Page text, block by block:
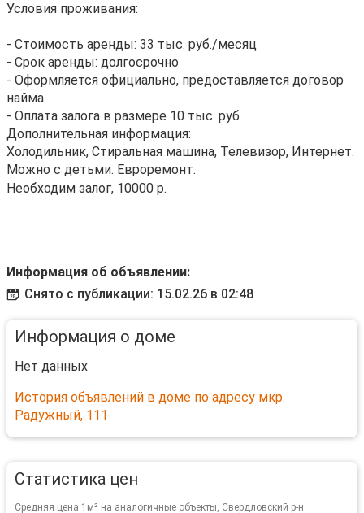
Условия проживания:
- Стоимость аренды: 33 тыс. руб./месяц
- Срок аренды: долгосрочно
- Оформляется официально, предоставляется договор
найма
- Оплата залога в размере 10 тыс. руб
Дополнительная информация:
Холодильник, Стиральная машина, Телевизор, Интернет.
Можно с детьми. Евроремонт.
Необходим залог, 10000 р.
Информация об объявлении:
Снято с публикации: 15.02.26 в 02:48
Информация о доме
Нет данных
История объявлений в доме по адресу мкр.
Радужный, 111
Статистика цен
Средняя цена 1м² на аналогичные объекты, Свердловский р-н